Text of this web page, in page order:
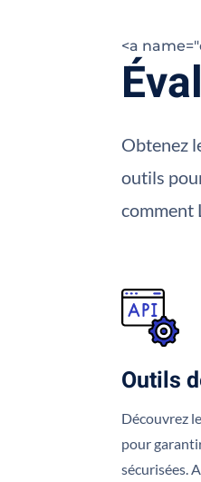
<a
Obtenez
outils
comment
Outils
Découvrez
pour
sécurisées.